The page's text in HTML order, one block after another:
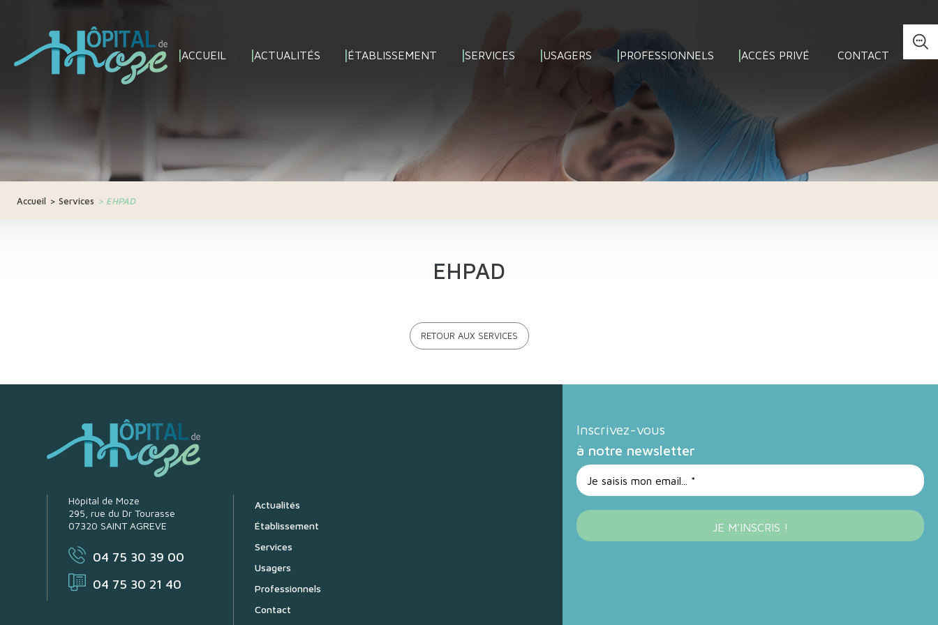
ACCUEIL ACTUALITÉS ÉTABLISSEMENT SERVICES USAGERS PROFESSIONNELS ACCÈS PRIVÉ CONTACT
Accueil > Services > EHPAD
EHPAD
RETOUR AUX SERVICES
Hôpital de Moze
295, rue du Dr Tourasse
07320 SAINT AGREVE
04 75 30 39 00
04 75 30 21 40
Actualités
Établissement
Services
Usagers
Professionnels
Contact
Inscrivez-vous
à notre newsletter